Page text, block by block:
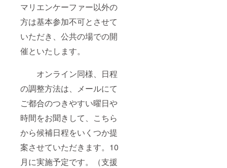
マリエンケーファー以外の
方は基本参加不可とさせて
いただき、公共の場での開
催といたします。
オンライン同様、日程
の調整方法は、メールにて
ご都合のつきやすい曜日や
時間をお聞きして、こちら
から候補日程をいくつか提
案させていただきます。10
月に実施予定です。（支援